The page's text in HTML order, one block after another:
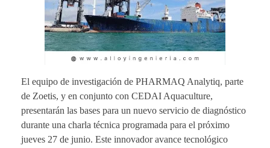
El equipo de investigación de PHARMAQ Analytiq, parte
de Zoetis, y en conjunto con CEDAI Aquaculture,
presentarán las bases para un nuevo servicio de diagnóstico
durante una charla técnica programada para el próximo
jueves 27 de junio. Este innovador avance tecnológico